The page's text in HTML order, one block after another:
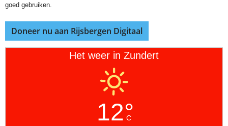
goed gebruiken.
Doneer nu aan Rijsbergen Digitaal
Het weer in Zundert
12°
C